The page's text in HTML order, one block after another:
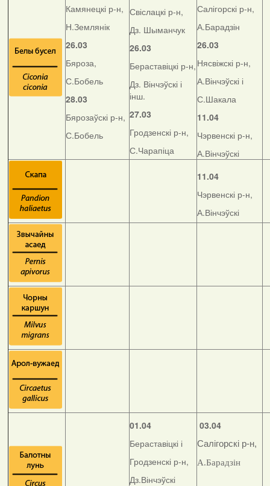
Камянецкі р-н,
Н.Землянік
26.03
Бяроза,
С.Бобель
28.03
Бярозаўскі р-н,
С.Бобель
Свіслацкі р-н,
Дз. Шыманчук
26.03
Бераставіцкі р-н,
Дз. Вінчэўскі і
інш.
27.03
Гродзенскі р-н,
С.Чарапіца
Салігорскі р-н,
А.Барадзін
26.03
Нясвіжскі р-н,
А.Вінчэўскі і
С.Шакала
11.04
Чэрвенскі р-н,
А.Вінчэўскі
11.04
Чэрвенскі р-н,
А.Вінчэўскі
01.04
Бераставіцкі і
Гродзенскі р-н,
Дз.Вінчэўскі
03.04
Салігорскі р-н,
А.Барадзін